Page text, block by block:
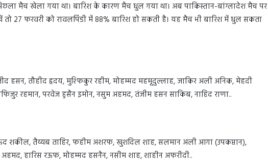
मैच खेला गया था। बारिश के कारण मैच धुल गया था। अब पाकिस्तान-बांग्लादेश मैच पर
तो 27 फरवरी को रावलपिंडी में 88% बारिश हो सकती है। यह मैच भी बारिश में धुल सकता
हसन, तौहीद हृदय, मुश्फिकुर रहीम, मोहम्मद महमूदुल्लाह, जाकिर अली अनिक, मेहदी
रहमान, परवेज हुसैन इमोन, नसुम अहमद, तंजीम हसन साकिब, नाहिद राणा..
शकील, तैय्यब ताहिर, फहीम अशरफ, खुशदिल शाह, सलमान अली आगा (उपकप्तान),
अहमद, हारिस रऊफ, मोहम्मद हसनैन, नसीम शाह, शाहीन अफरीदी..